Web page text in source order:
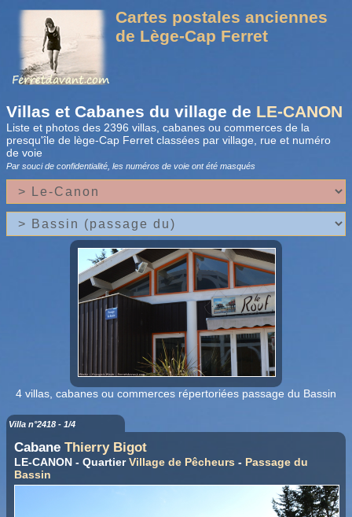
Cartes postales anciennes
de Lège-Cap Ferret
Villas et Cabanes du village de LE-CANON
Liste et photos des 2396 villas, cabanes ou commerces de la
presqu'île de lège-Cap Ferret classées par village, rue et numéro
de voie
Par souci de confidentialité, les numéros de voie ont été masqués
4 villas, cabanes ou commerces répertoriées passage du Bassin
Villa n°2418 - 1/4
Cabane Thierry Bigot
LE-CANON - QuartierVillage de Pêcheurs - Passage du
Bassin